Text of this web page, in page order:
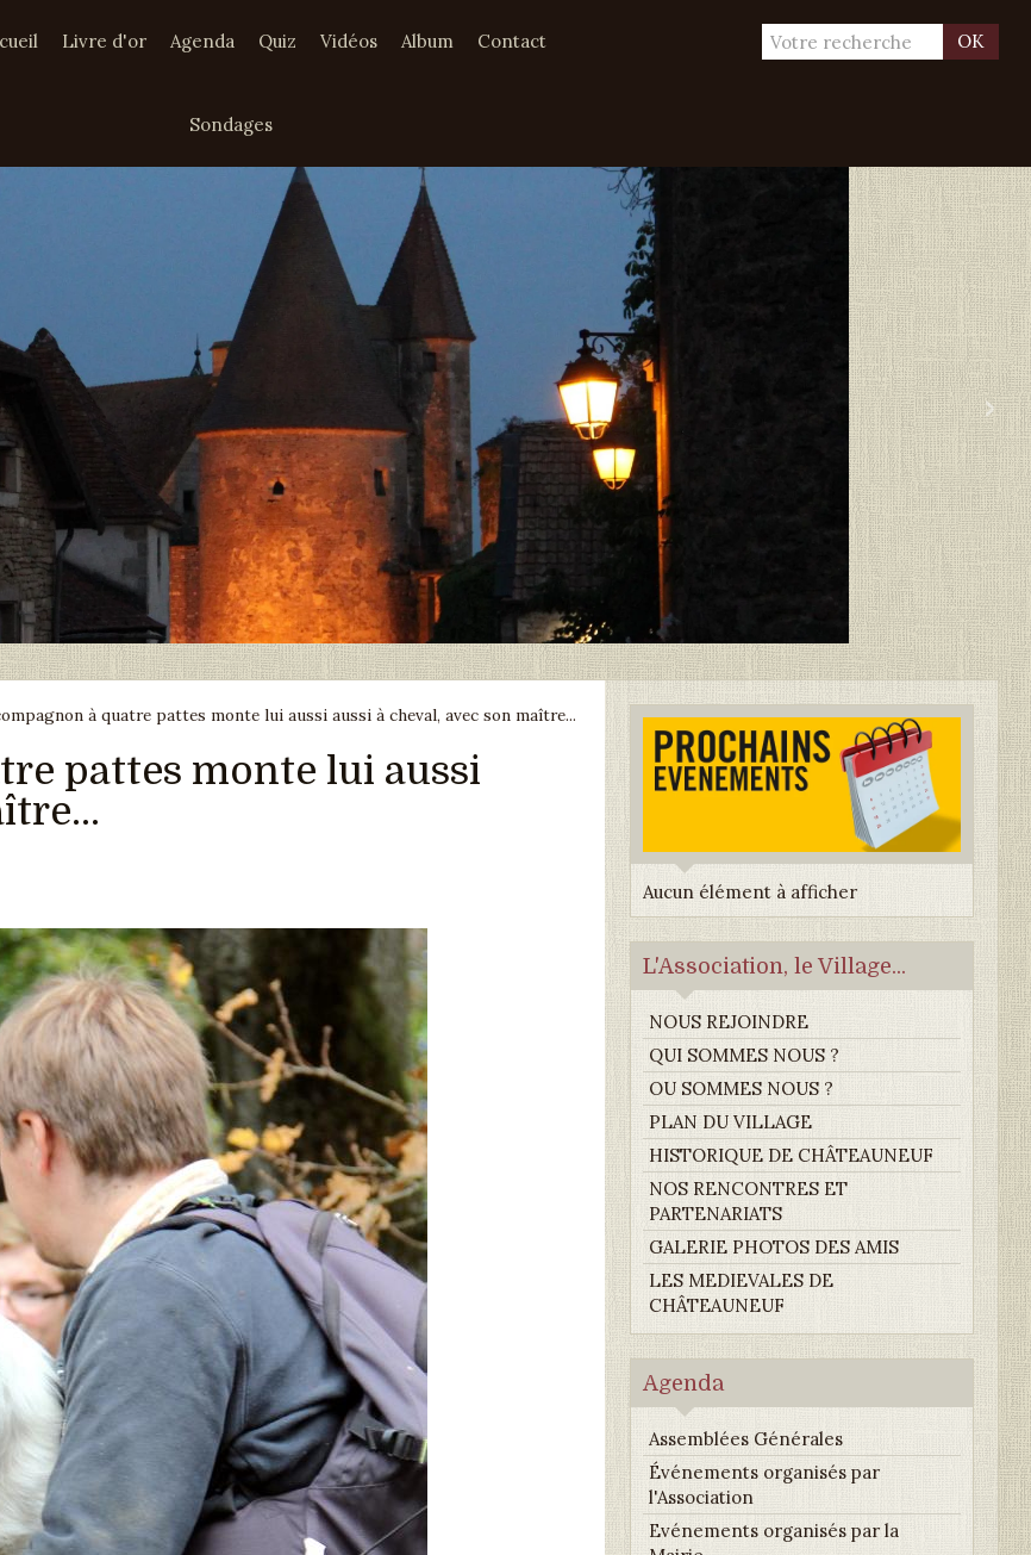
OK
Livre d'or Agenda Quiz Vidéos Album Contact
Sondages
›
à quatre pattes monte lui aussi aussi à cheval, avec son maître...
pattes monte lui aussi
Aucun élément à afficher
L'Association, le Village...
NOUS REJOINDRE
QUI SOMMES NOUS ?
OU SOMMES NOUS ?
PLAN DU VILLAGE
HISTORIQUE DE CHÂTEAUNEUF
NOS RENCONTRES ET
PARTENARIATS
GALERIE PHOTOS DES AMIS
LES MEDIEVALES DE
CHÂTEAUNEUF
Agenda
Assemblées Générales
Événements organisés par
l'Association
Evénements organisés par la